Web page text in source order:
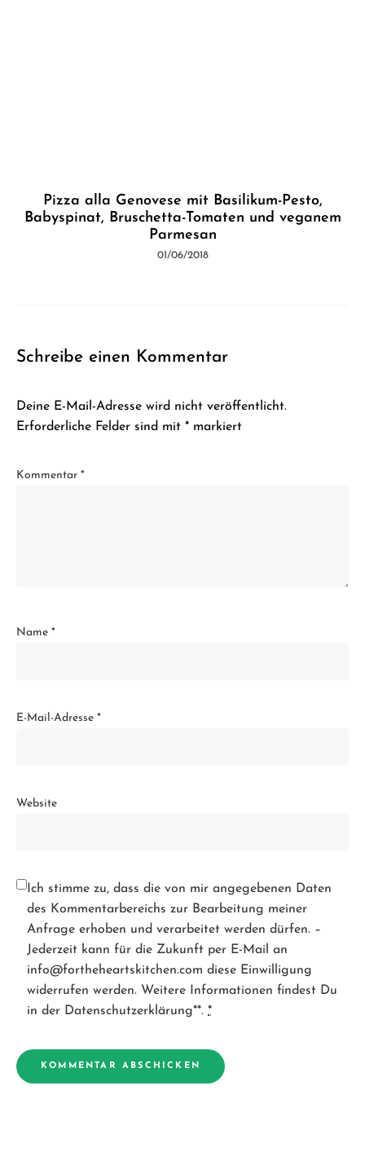
Pizza alla Genovese mit Basilikum-Pesto,
Babyspinat, Bruschetta-Tomaten und veganem
Parmesan
01/06/2018
Schreibe einen Kommentar
Deine E-Mail-Adresse wird nicht veröffentlicht.
Erforderliche Felder sind mit * markiert
Kommentar *
Name *
E-Mail-Adresse *
Website
Ich stimme zu, dass die von mir angegebenen Daten
des Kommentarbereichs zur Bearbeitung meiner
Anfrage erhoben und verarbeitet werden dürfen. –
Jederzeit kann für die Zukunft per E-Mail an
info@fortheheartskitchen.com diese Einwilligung
widerrufen werden. Weitere Informationen findest Du
in der Datenschutzerklärung**. *